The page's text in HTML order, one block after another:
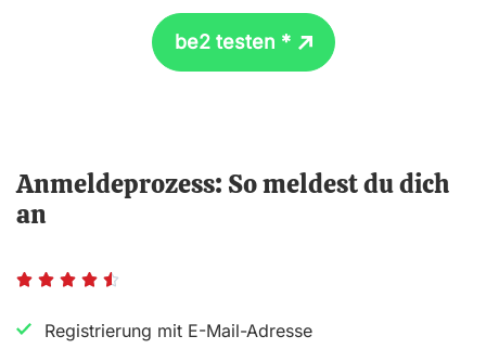
be2 testen *
Anmeldeprozess: So meldest du dich
an
    
Registrierung mit E-Mail-Adresse